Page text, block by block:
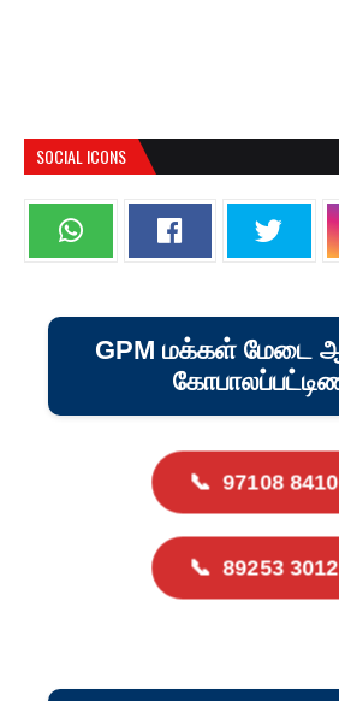
SOCIAL ICONS
GPM மக்கள் மேடை
📞 97108
📞 89253